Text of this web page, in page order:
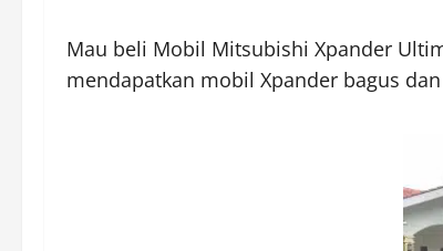
Mau beli Mobil Mitsubishi Xpander
mendapatkan mobil Xpander bagus